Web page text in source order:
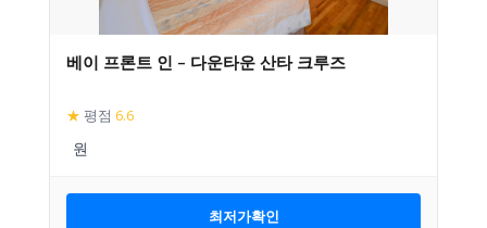
베이 프론트 인 – 다운타운 산타 크루즈
★ 평점 6.6
최저가확인